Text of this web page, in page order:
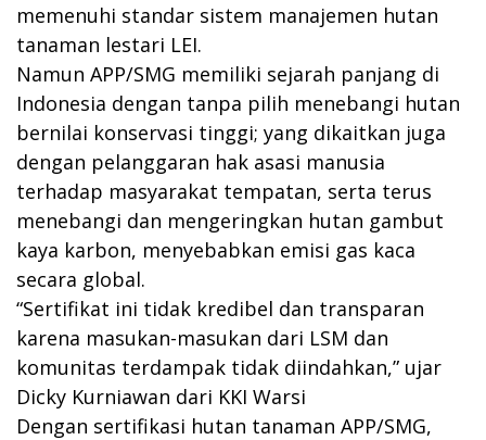
memenuhi standar sistem manajemen hutan
tanaman lestari LEI.
Namun APP/SMG memiliki sejarah panjang di
Indonesia dengan tanpa pilih menebangi hutan
bernilai konservasi tinggi; yang dikaitkan juga
dengan pelanggaran hak asasi manusia
terhadap masyarakat tempatan, serta terus
menebangi dan mengeringkan hutan gambut
kaya karbon, menyebabkan emisi gas kaca
secara global.
“Sertifikat ini tidak kredibel dan transparan
karena masukan-masukan dari LSM dan
komunitas terdampak tidak diindahkan,” ujar
Dicky Kurniawan dari KKI Warsi
Dengan sertifikasi hutan tanaman APP/SMG,